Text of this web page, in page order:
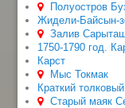
Полуостров
Жидели-Байсын-
Залив
1750-1790 год.
Карст
Мыс Токмак
Краткий
Старый маяк